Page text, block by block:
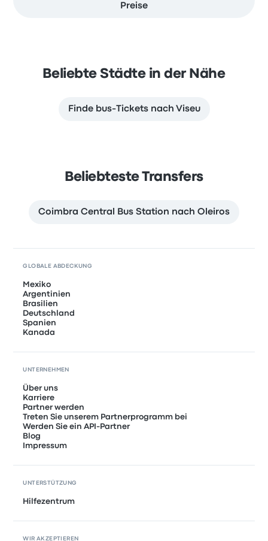
Preise
Beliebte Städte in der Nähe
Finde bus-Tickets nach Viseu
Beliebteste Transfers
Coimbra Central Bus Station nach Oleiros
GLOBALE ABDECKUNG
Mexiko
Argentinien
Brasilien
Deutschland
Spanien
Kanada
UNTERNEHMEN
Über uns
Karriere
Partner werden
Treten Sie unserem Partnerprogramm bei
Werden Sie ein API-Partner
Blog
Impressum
UNTERSTÜTZUNG
Hilfezentrum
WIR AKZEPTIEREN